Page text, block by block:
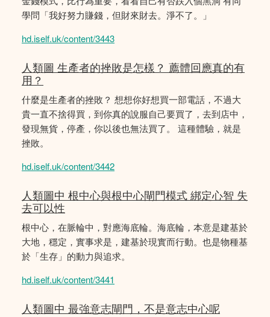
學問「我好努力賺錢，但財來財去。淨不了。」
hd.iself.uk/content/3443
人類圖 生產者的挫敗是怎樣？ 薦體回應真的有
用？
什麼是生產者的挫敗？ 想想你好想買一部電話，不過大
貴一直不捨得買，到你真的說服自己要買了，去到店中，
發現無貨，停產，你以後也無法買了。 這種體驗，就是
挫敗。
hd.iself.uk/content/3442
人類圖中 根中心與根中心閘門模式 綁定心智 失
去可以性
根中心，在脈輪中，對應海底輪。海底輪，本意是建基於
大地，穩定，實事求是，建基於現實而行動。也是物種基
於「生存」的動力與追求。
hd.iself.uk/content/3441
人類圖中 最強意志閘門，不是意志中心呢